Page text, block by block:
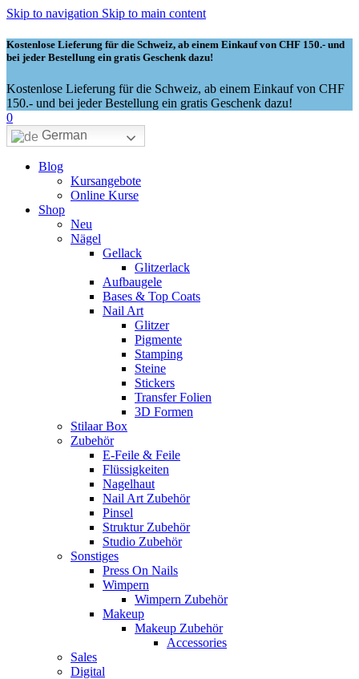
Skip to navigation Skip to main content
Kostenlose Lieferung für die Schweiz, ab einem Einkauf von CHF 150.- und
bei jeder Bestellung ein gratis Geschenk dazu!
Kostenlose Lieferung für die Schweiz, ab einem Einkauf von CHF
150.- und bei jeder Bestellung ein gratis Geschenk dazu!
0
German
Blog
Kursangebote
Online Kurse
Shop
Neu
Nägel
Gellack
Glitzerlack
Aufbaugele
Bases & Top Coats
Nail Art
Glitzer
Pigmente
Stamping
Steine
Stickers
Transfer Folien
3D Formen
Stilaar Box
Zubehör
E-Feile & Feile
Flüssigkeiten
Nagelhaut
Nail Art Zubehör
Pinsel
Struktur Zubehör
Studio Zubehör
Sonstiges
Press On Nails
Wimpern
Wimpern Zubehör
Makeup
Makeup Zubehör
Accessories
Sales
Digital